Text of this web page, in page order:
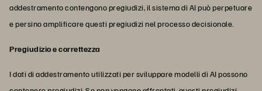
addestramento contengono pregiudizi, il sistema di AI può perpetuare
e persino amplificare questi pregiudizi nel processo decisionale.
Pregiudizio e correttezza
I dati di addestramento utilizzati per sviluppare modelli di AI possono